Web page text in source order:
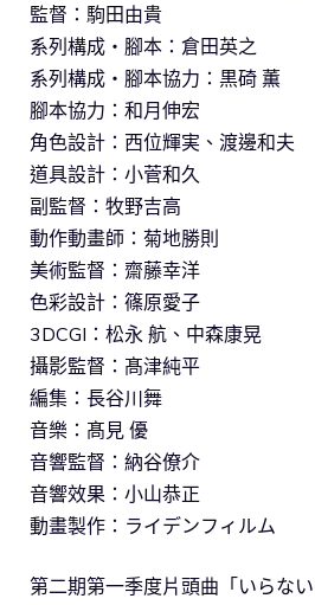
監督：駒田由貴
系列構成・腳本：倉田英之
系列構成・腳本協力：黒碕 薫
腳本協力：和月伸宏
角色設計：西位輝実、渡邊和夫
道具設計：小菅和久
副監督：牧野吉高
動作動畫師：菊地勝則
美術監督：齋藤幸洋
色彩設計：篠原愛子
3DCGI：松永 航、中森康晃
攝影監督：髙津純平
編集：長谷川舞
音樂：髙見 優
音響監督：納谷僚介
音響效果：小山恭正
動畫製作：ライデンフィルム
第二期第一季度片頭曲「いらな